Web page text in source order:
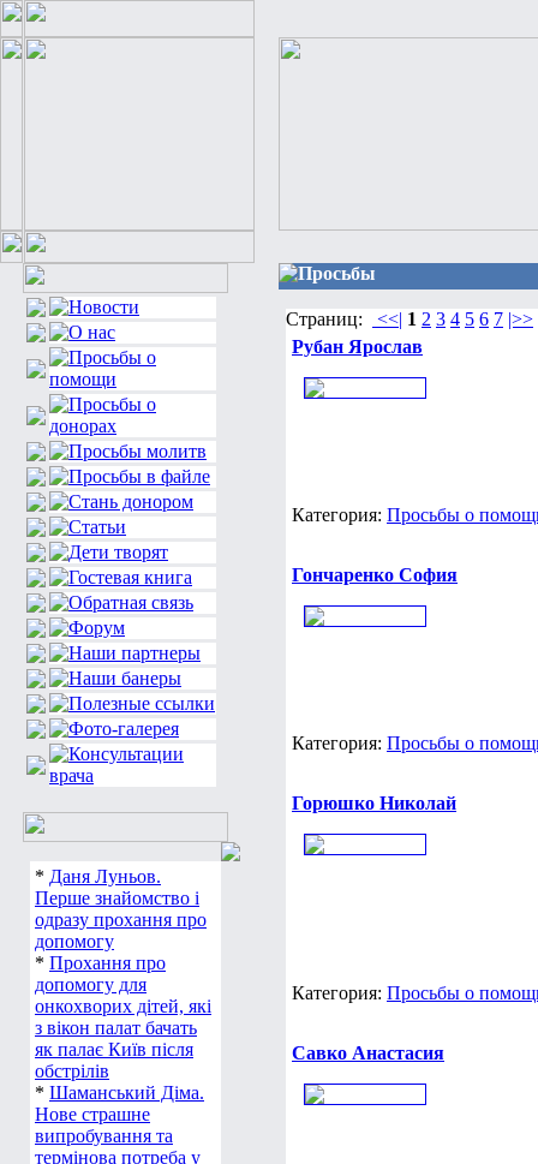
* Даня Луньов.
Перше знайомство і
одразу прохання про
допомогу
* Прохання про
допомогу для
онкохворих дітей, які
з вікон палат бачать
як палає Київ після
обстрілів
* Шаманський Діма.
Нове страшне
випробування та
термінова потреба у
Просьбы
Страниц: <<| 1 2 3 4 5 6 7 |>>
Рубан Ярослав
Категория: Просьбы о
Гончаренко София
Категория: Просьбы о
Горюшко Николай
Категория: Просьбы о
Савко Анастасия